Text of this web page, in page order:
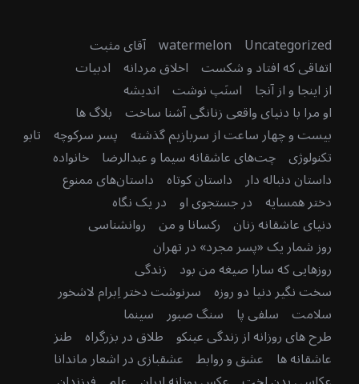
Uncategorized
watermelon آقای مثبت
اتفاقی که افتاد و شکست اخلاق مردانه ادبیات
از اینجا و از آنجا اسنَپ نوشت اندیشه
او مرا با دنیای واقعی زنانگی آشنا ساخت بلاگ ها
بیست و چهار ساعت از سربازیم گذشته پسر سرکوچه تابو
تکنولوژی چت‌های عاشقانه سیما و عبدالرضا خانواده
داستان دنباله دار داستان کوتاه داستان‌های ممنوع
دختر همسایه در جستجوی او در یک نگاه
دنیای عاشقانه زنان رکسانا و من روانشناسی
روز شمار یک «پسر مجرد» در تهران
روزهایی که سارا صیغه من بود زندگی
سخت نگیر دنیا دو روزه سرنوشت دختر اِبرام لاشخور
سلامت سلفی پا سنگ صبور سینما
طرح های روزانه از زندگی عینکو طلاق در بزرگراه طنز
عاشقانه ها عشق و روابط عشقبازی در اشعار ماندانا